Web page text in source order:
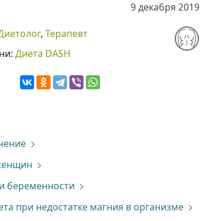
9 декабря 2019
, Терапевт
Диета DASH
беременности
при недостатке магния в организме